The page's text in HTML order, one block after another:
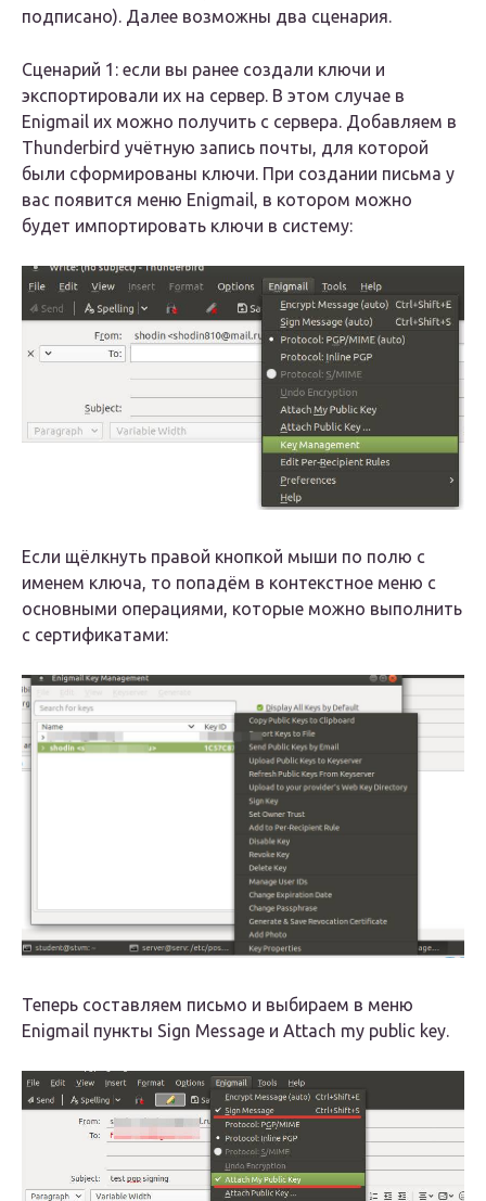
подписано). Далее возможны два сценария.
Сценарий 1: если вы ранее создали ключи и
экспортировали их на сервер. В этом случае в
Enigmail их можно получить с сервера. Добавляем в
Thunderbird учётную запись почты, для которой
были сформированы ключи. При создании письма у
вас появится меню Enigmail, в котором можно
будет импортировать ключи в систему:
Если щёлкнуть правой кнопкой мыши по полю с
именем ключа, то попадём в контекстное меню с
основными операциями, которые можно выполнить
с сертификатами:
Теперь составляем письмо и выбираем в меню
Enigmail пункты Sign Message и Attach my public key.